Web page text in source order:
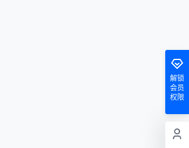
解锁
会员
权限